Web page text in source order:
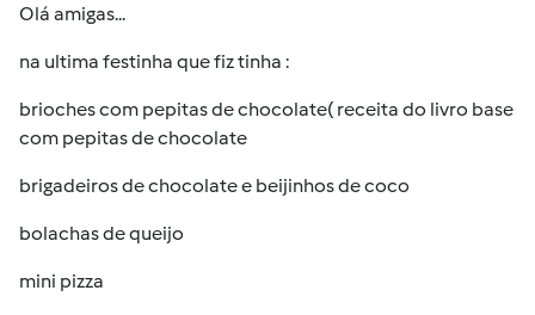
Olá amigas...
na ultima festinha que fiz tinha :
brioches com pepitas de chocolate( receita do livro base
com pepitas de chocolate
brigadeiros de chocolate e beijinhos de coco
bolachas de queijo
mini pizza